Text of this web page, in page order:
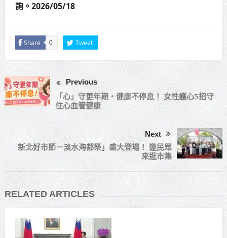
詢。2026/05/18
Share 0 Tweet
Previous
「心」守更年期‧健康不停息！ 女性護心5招守
住心血管健康
Next
新北好市節－淡水海都祭」盛大登場！ 邀民眾
來逛市集
RELATED ARTICLES